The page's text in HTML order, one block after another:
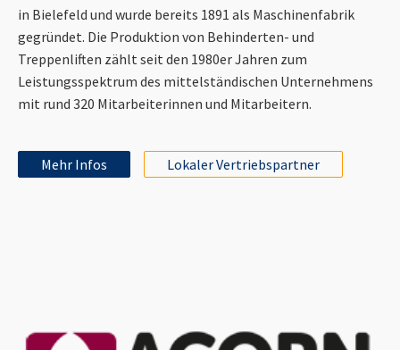
in Bielefeld und wurde bereits 1891 als Maschinenfabrik
gegründet. Die Produktion von Behinderten- und
Treppenliften zählt seit den 1980er Jahren zum
Leistungsspektrum des mittelständischen Unternehmens
mit rund 320 Mitarbeiterinnen und Mitarbeitern.
Mehr Infos Lokaler Vertriebspartner